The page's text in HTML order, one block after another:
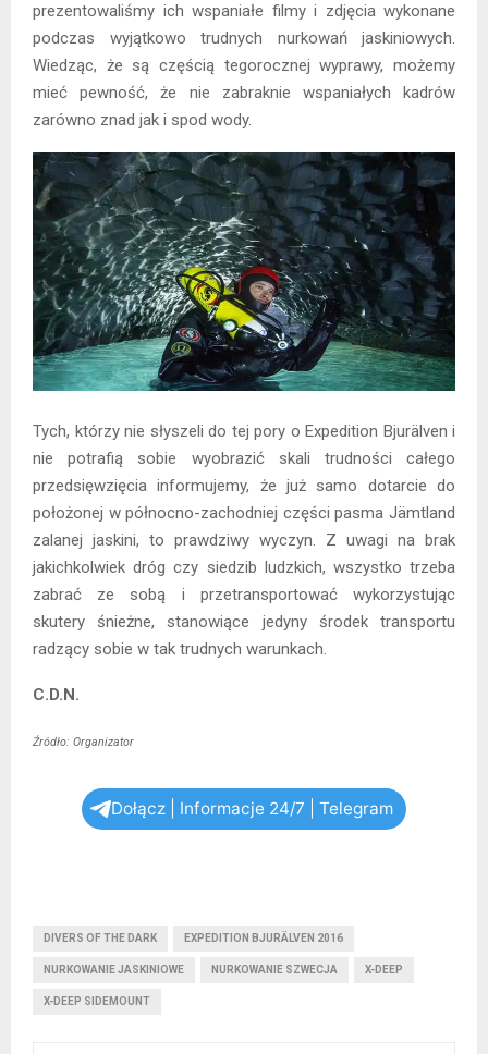
prezentowaliśmy ich wspaniałe filmy i zdjęcia wykonane
podczas wyjątkowo trudnych nurkowań jaskiniowych.
Wiedząc, że są częścią tegorocznej wyprawy, możemy
mieć pewność, że nie zabraknie wspaniałych kadrów
zarówno znad jak i spod wody.
Tych, którzy nie słyszeli do tej pory o Expedition Bjurälven i
nie potrafią sobie wyobrazić skali trudności całego
przedsięwzięcia informujemy, że już samo dotarcie do
położonej w północno-zachodniej części pasma Jämtland
zalanej jaskini, to prawdziwy wyczyn. Z uwagi na brak
jakichkolwiek dróg czy siedzib ludzkich, wszystko trzeba
zabrać ze sobą i przetransportować wykorzystując
skutery śnieżne, stanowiące jedyny środek transportu
radzący sobie w tak trudnych warunkach.
C.D.N.
Źródło: Organizator
Dołącz | Informacje 24/7 | Telegram
DIVERS OF THE DARK EXPEDITION BJURÄLVEN 2016
NURKOWANIE JASKINIOWE NURKOWANIE SZWECJA X-DEEP
X-DEEP SIDEMOUNT